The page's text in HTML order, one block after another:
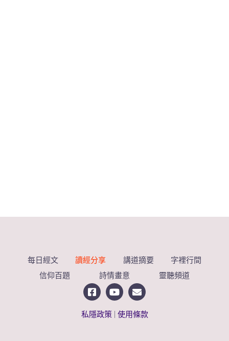
每日經文 讀經分享 講道摘要
字裡行間
信仰百題
詩情畫意 靈聽頻道
私隱政策 使用條款